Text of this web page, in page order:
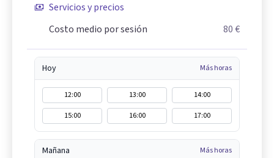
Servicios y precios
Costo medio por sesión
80 €
Hoy Más horas
12:00 13:00
14:00
15:00
16:00 17:00
Mañana Más horas